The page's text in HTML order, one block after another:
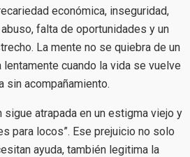
económica, inseguridad,
falta de oportunidades y un
La mente no se quiebra de un
cuando la vida se vuelve
sin acompañamiento.
sigue atrapada en un estigma viejo y
para locos”. Ese prejuicio no solo
ayuda, también legitima la